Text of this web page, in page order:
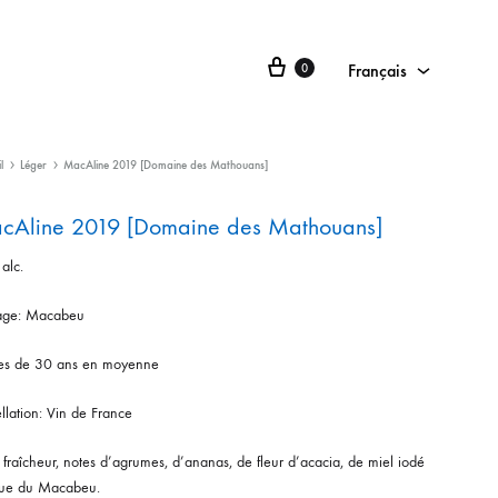
0 Français
Léger MacAline 2019 [Domaine des Mathouans]
2019 [Domaine des Mathouans]
Macabeu
de 30 ans en moyenne
Vin de France
fraîcheur, notes d’agrumes, d’ananas, de fleur d’acacia, de miel iodé
du Macabeu.